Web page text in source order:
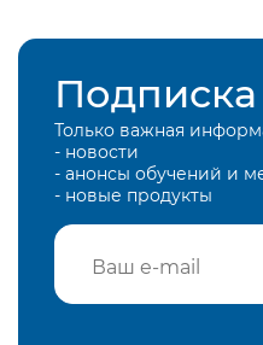
Подписка
Только важная
- новости
- анонсы обучений и
- новые продукты